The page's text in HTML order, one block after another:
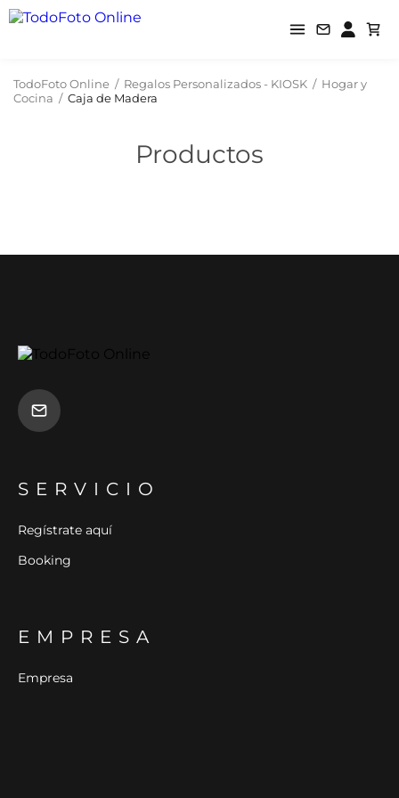
TodoFoto Online / Regalos Personalizados - KIOSK / Hogar y
Cocina / Caja de Madera
Productos
SERVICIO
Regístrate aquí
Booking
EMPRESA
Empresa